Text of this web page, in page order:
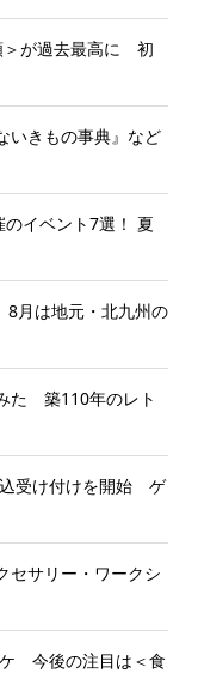
＞が過去最高に 初
いきもの事典』など
のイベント7選！ 夏
8月は地元・北九州の
た 築110年のレト
込受け付けを開始 ゲ
セサリー・ワークシ
ケ 今後の注目は＜食